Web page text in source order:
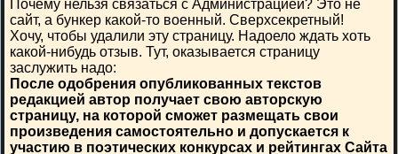
Почему нельзя связаться с Администрацией? Это не
сайт, а бункер какой-то военный. Сверхсекретный!
Хочу, чтобы удалили эту страницу. Надоело ждать хоть
какой-нибудь отзыв. Тут, оказывается страницу
заслужить надо:
После одобрения опубликованных текстов
редакцией автор получает свою авторскую
страницу, на которой сможет размещать свои
произведения самостоятельно и допускается к
участию в поэтических конкурсах и рейтингах Сайта